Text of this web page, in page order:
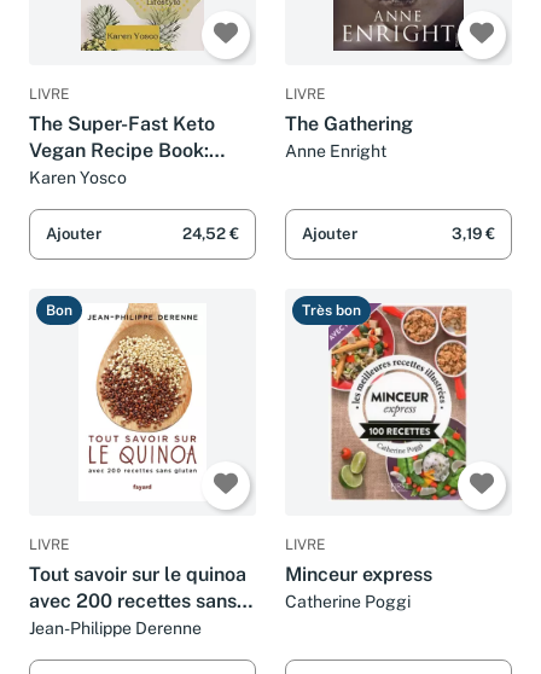
LIVRE
The Super-Fast Keto
Vegan Recipe Book:
Easy, Fast and Vegan
Lifestyle
Karen Yosco
Ajouter 24,52 €
LIVRE
The Gathering
Anne Enright
Ajouter 3,19 €
Bon
LIVRE
Tout savoir sur le quinoa
avec 200 recettes sans
gluten: Avec 200
recettes sans gluten
Jean-Philippe Derenne
Très bon
LIVRE
Minceur express
Catherine Poggi